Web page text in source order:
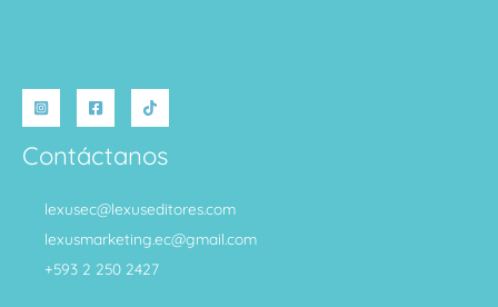
Contáctanos
lexusec@lexuseditores.com
lexusmarketing.ec@gmail.com
+593 2 250 2427